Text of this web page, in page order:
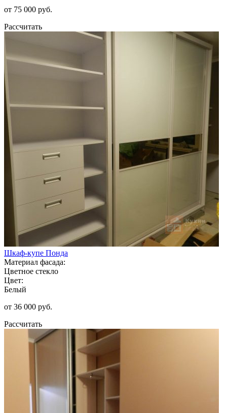
от 75 000 руб.
Рассчитать
Шкаф-купе Понда
Материал фасада:
Цветное стекло
Цвет:
Белый
от 36 000 руб.
Рассчитать